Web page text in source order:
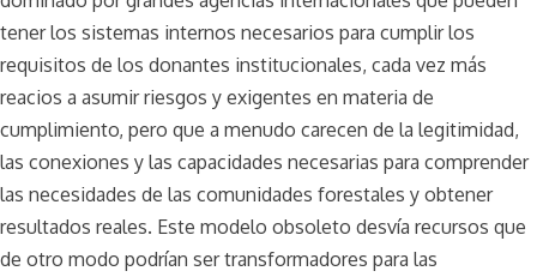
tener los sistemas internos necesarios para cumplir los
requisitos de los donantes institucionales, cada vez más
reacios a asumir riesgos y exigentes en materia de
cumplimiento, pero que a menudo carecen de la legitimidad,
las conexiones y las capacidades necesarias para comprender
las necesidades de las comunidades forestales y obtener
resultados reales. Este modelo obsoleto desvía recursos que
de otro modo podrían ser transformadores para las